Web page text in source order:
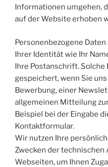
Informationen umgehen,
auf der Website erhoben
Personenbezogene
Ihrer Identität wie Ihr
Ihre Postanschrift. Solche
gespeichert, wenn Sie
Bewerbung, einer
allgemeinen Mitteilung
Beispiel bei der Eingabe
Kontaktformular.
Wir nutzen Ihre
Zwecken der
Webseiten, um Ihnen